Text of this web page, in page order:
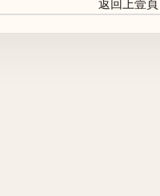
返回上壹頁